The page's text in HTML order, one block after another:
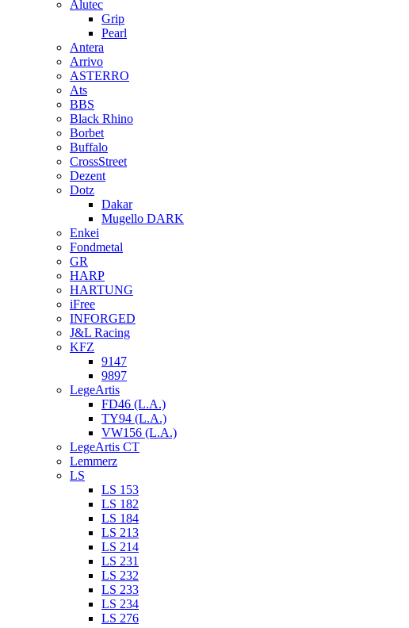
Alutec
Grip
Pearl
Antera
Arrivo
ASTERRO
Ats
BBS
Black Rhino
Borbet
Buffalo
CrossStreet
Dezent
Dotz
Dakar
Mugello DARK
Enkei
Fondmetal
GR
HARP
HARTUNG
iFree
INFORGED
J&L Racing
KFZ
9147
9897
LegeArtis
FD46 (L.A.)
TY94 (L.A.)
VW156 (L.A.)
LegeArtis CT
Lemmerz
LS
LS 153
LS 182
LS 184
LS 213
LS 214
LS 231
LS 232
LS 233
LS 234
LS 276